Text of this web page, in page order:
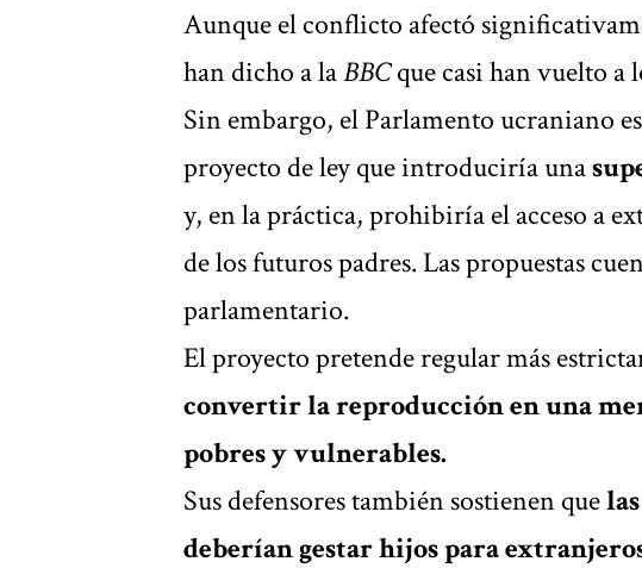
Aunque el conflicto afectó
han dicho a laBBCque casi han vuelto a
Sin embargo, el Parlamento ucraniano
proyecto de ley que introduciría una
y, en la práctica, prohibiría el acceso a
de los futuros padres. Las propuestas
parlamentario.
El proyecto pretende regular más
convertir la reproducción en una
pobres y vulnerables.
Sus defensores también sostienen que
deberían gestar hijos para